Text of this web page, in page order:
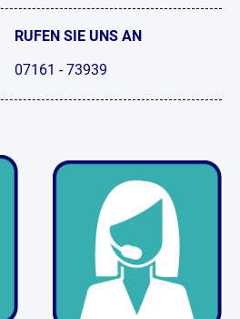
RUFEN SIE UNS AN
07161 - 73939